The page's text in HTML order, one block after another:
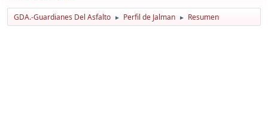
GDA.-Guardianes Del Asfalto ► Perfil de Jalman ► Resumen